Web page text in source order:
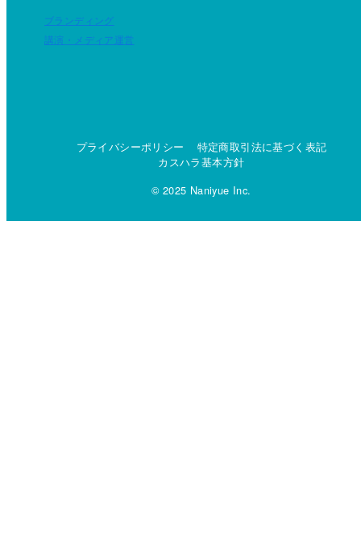
ブランディング
講演・メディア運営
プライバシーポリシー
特定商取引法に基づく表記
カスハラ基本方針
© 2025 Naniyue Inc.